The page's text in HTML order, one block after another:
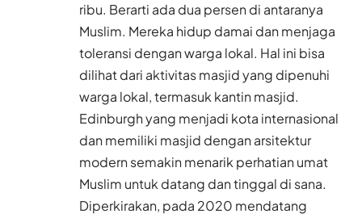
ribu. Berarti ada dua persen di antaranya
Muslim. Mereka hidup damai dan menjaga
toleransi dengan warga lokal. Hal ini bisa
dilihat dari aktivitas masjid yang dipenuhi
warga lokal, termasuk kantin masjid.
Edinburgh yang menjadi kota internasional
dan memiliki masjid dengan arsitektur
modern semakin menarik perhatian umat
Muslim untuk datang dan tinggal di sana.
Diperkirakan, pada 2020 mendatang